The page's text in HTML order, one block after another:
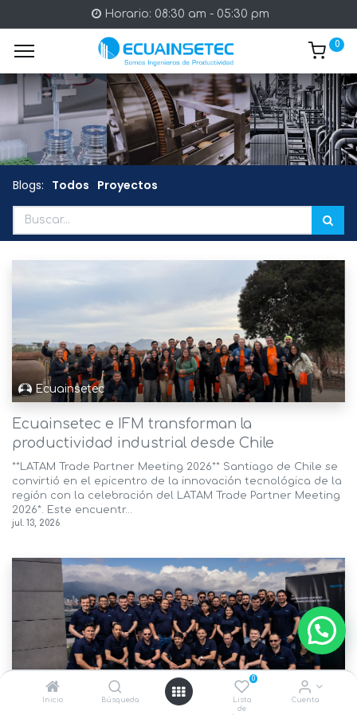
Inicio Búsqueda
0
Lista
de
Cuenta
Horario: 08:30 am - 05:30 pm
0
Blogs: Todos Proyectos
Ecuainsetec
Ecuainsetec e IFM transforman la
productividad industrial desde Chile
**LATAM Trade Partner Meeting 2026** Santiago de Chile se
convirtió en el epicentro de la innovación tecnológica de la
región con la celebración del LATAM Trade Partner Meeting
2026*. Este encuentr...
jul. 13, 2026
Ecuainsetec